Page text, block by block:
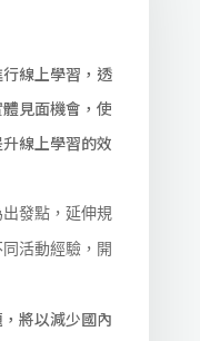
線上學習，透
見面機會，使
線上學習的效
發點，延伸規
活動經驗，開
將以減少國內